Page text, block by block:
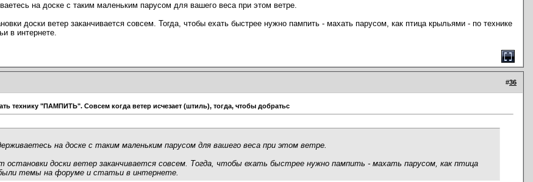
на доске с таким маленьким парусом для вашего веса при этом ветре.
доски ветер заканчивается совсем. Тогда, чтобы ехать быстрее нужно пампить - махать парусом, как птица крыльями - по технике
в интернете.
#36
технику "ПАМПИТЬ". Совсем когда ветер исчезает (штиль), тогда, чтобы добратьс
на доске с таким маленьким парусом для вашего веса при этом ветре.
остановки доски ветер заканчивается совсем. Тогда, чтобы ехать быстрее нужно пампить - махать парусом, как птица
темы на форуме и статьи в интернете.